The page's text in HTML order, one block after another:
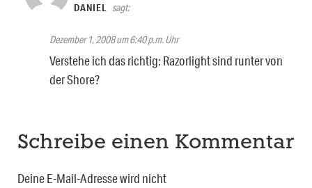
DANIEL sagt:
Dezember 1, 2008 um 6:40 p.m. Uhr
Verstehe ich das richtig: Razorlight sind runter von
der Shore?
Schreibe einen Kommentar
Deine E-Mail-Adresse wird nicht